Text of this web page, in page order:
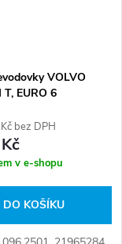
VOLVO
T, EURO 6
bez DPH
v e-shopu
DO KOŠÍKU